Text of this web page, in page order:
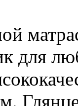
для